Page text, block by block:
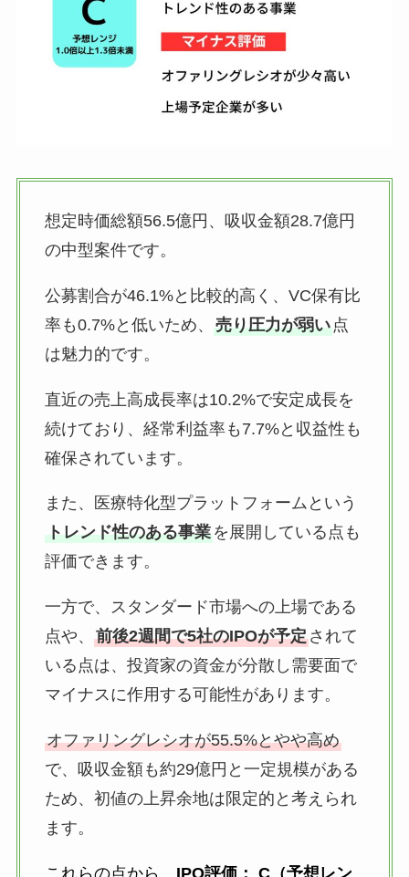
想定時価総額56.5億円、吸収金額28.7億円
の中型案件です。
公募割合が46.1%と比較的高く、VC保有比
率も0.7%と低いため、 売り圧力が弱い点
は魅力的です。
直近の売上高成長率は10.2%で安定成長を
続けており、経常利益率も7.7%と収益性も
確保されています。
また、医療特化型プラットフォームという
トレンド性のある事業を展開している点も
評価できます。
一方で、スタンダード市場への上場である
点や、 前後2週間で5社のIPOが予定されて
いる点は、投資家の資金が分散し需要面で
マイナスに作用する可能性があります。
オファリングレシオが55.5%とやや高め
で、吸収金額も約29億円と一定規模がある
ため、初値の上昇余地は限定的と考えられ
ます。